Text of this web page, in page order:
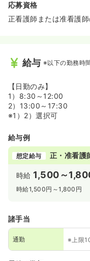
応募資格
正看護師または准看護
給与 ※以下の勤務時
【日勤のみ】
1）8:30～12:00
2）13:00～17:30
※1）2）選択可
給与例
想定給与 正・准看護
時給 1,500～
時給1,500円～1,800円
諸手当
通勤 ※上限